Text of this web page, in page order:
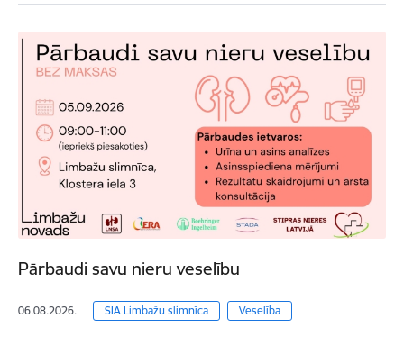
Pārbaudi savu nieru veselību
06.08.2026. SIA Limbažu slimnīca Veselība